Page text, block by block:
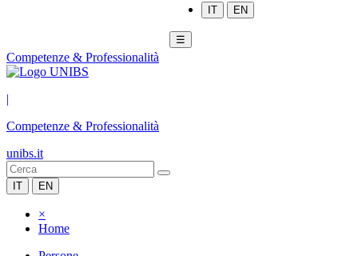
IT EN
☰
Competenze & Professionalità
|
Competenze & Professionalità
unibs.it
IT EN
×
Home